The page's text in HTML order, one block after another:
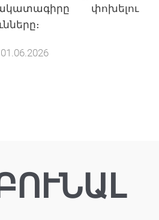
փոխելու
01.06.2026